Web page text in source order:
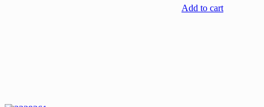
Add to cart